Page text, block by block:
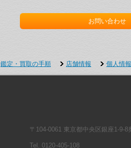
お問い合わせ
鑑定・買取の手順 店舗情報 個人情
〒104-0061 東京都中央区銀座1-9-
Tel. 0120-405-108